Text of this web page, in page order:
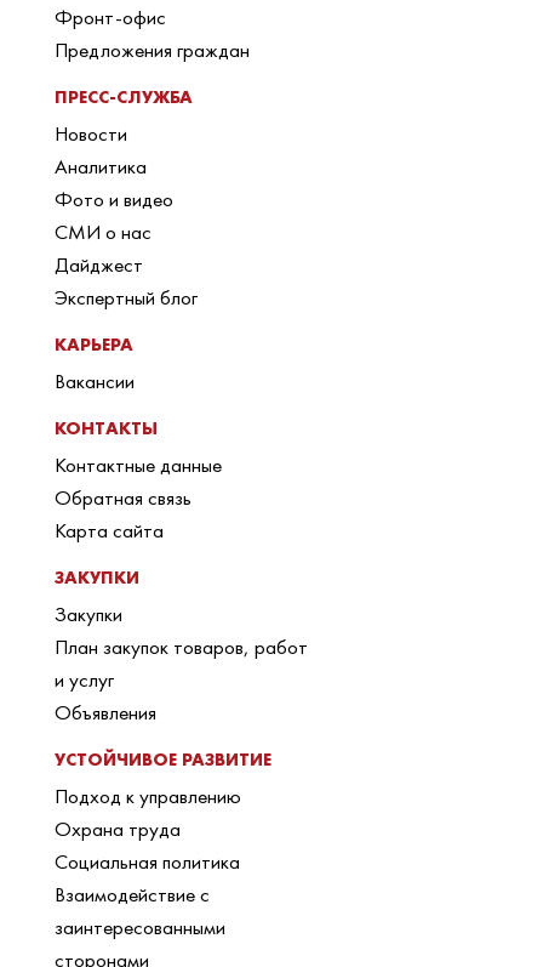
Фронт-офис
Предложения граждан
ПРЕСС-СЛУЖБА
Новости
Аналитика
Фото и видео
СМИ о нас
Дайджест
Экспертный блог
КАРЬЕРА
Вакансии
КОНТАКТЫ
Контактные данные
Обратная связь
Карта сайта
ЗАКУПКИ
Закупки
План закупок товаров, работ
и услуг
Объявления
УСТОЙЧИВОЕ РАЗВИТИЕ
Подход к управлению
Охрана труда
Социальная политика
Взаимодействие с
заинтересованными
сторонами